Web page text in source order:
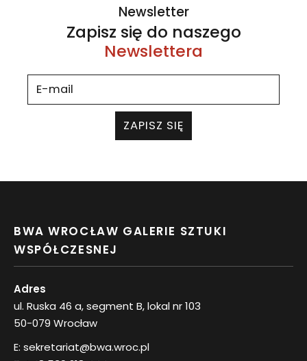
Newsletter
Zapisz się do naszego
Newslettera
ZAPISZ SIĘ
BWA WROCŁAW GALERIE SZTUKI
WSPÓŁCZESNEJ
Adres
ul. Ruska 46 a, segment B, lokal nr 103
50-079 Wrocław
E: sekretariat@bwa.wroc.pl